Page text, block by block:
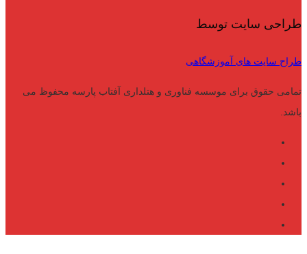
طراحی سایت توسط
طراح سایت های آموزشگاهی
تمامی حقوق برای موسسه فناوری و هتلداری آفتاب پارسه محفوظ می
باشد.